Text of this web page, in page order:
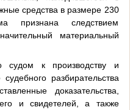
средства в размере 230
признана следствием
материальный
судом к производству и
разбирательства
доказательства,
и свидетелей, а также